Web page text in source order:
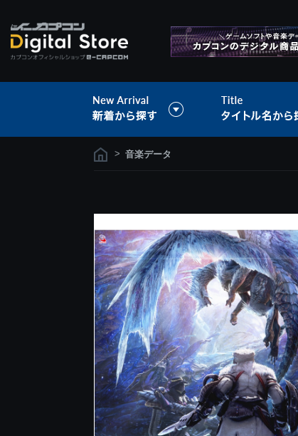
> 音楽データ